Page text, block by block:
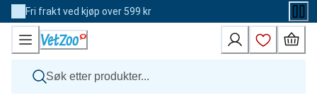
Skip
to
Content
Fri frakt ved kjøp over 599 kr